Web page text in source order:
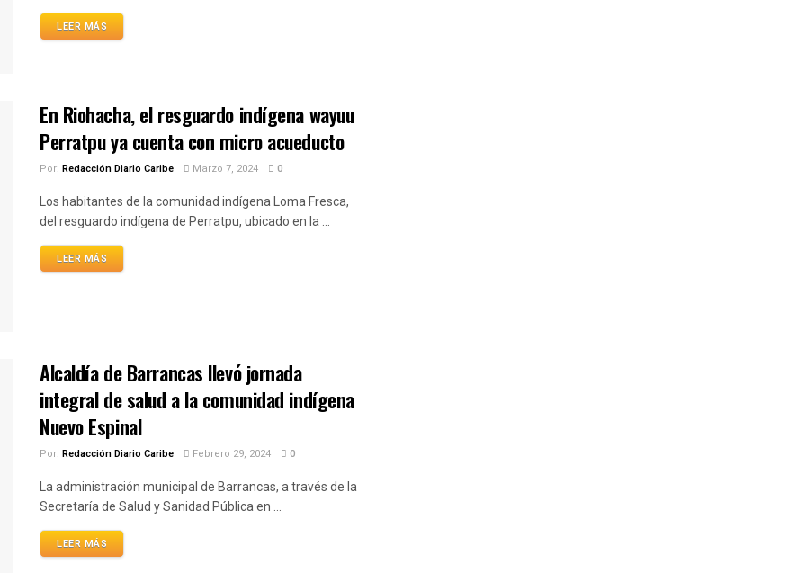
LEER MÁS
En Riohacha, el resguardo indígena wayuu
Perratpu ya cuenta con micro acueducto
Por: Redacción Diario Caribe Marzo 7, 2024 0
Los habitantes de la comunidad indígena Loma Fresca,
del resguardo indígena de Perratpu, ubicado en la ...
LEER MÁS
Alcaldía de Barrancas llevó jornada
integral de salud a la comunidad indígena
Nuevo Espinal
Por: Redacción Diario Caribe Febrero 29, 2024 0
La administración municipal de Barrancas, a través de la
Secretaría de Salud y Sanidad Pública en ...
LEER MÁS